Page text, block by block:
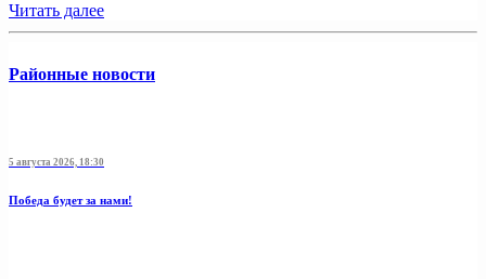
Читать далее
Районные новости
5 августа 2026, 18:30
Победа будет за нами!